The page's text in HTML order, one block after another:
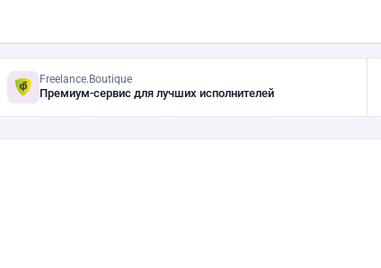
Freelance.Boutique
Премиум-сервис для лучших исполнителей